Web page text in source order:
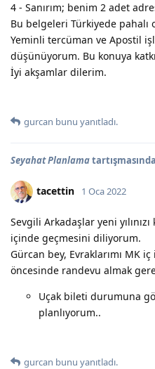
4 - Sanırım; benim 2 adet
Bu belgeleri Türkiyede
Yeminli tercüman ve Apostil
düşünüyorum. Bu konuya
İyi akşamlar dilerim.
gurcan bunu yanıtladı.
Seyahat Planlamatartışmasında
tacettin 1 Oca 2022
Sevgili Arkadaşlar yeni
içinde geçmesini diliyorum.
Gürcan bey, Evraklarımı MK
öncesinde randevu almak
Uçak bileti durumuna
planlıyorum..
gurcan bunu yanıtladı.